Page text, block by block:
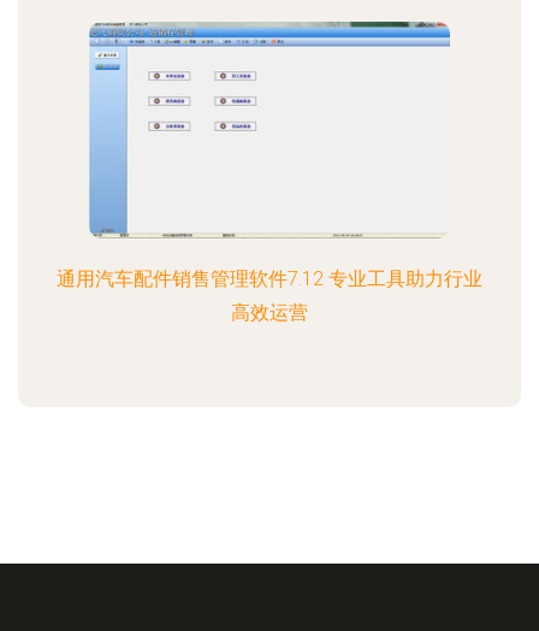
通用汽车配件销售管理软件7.12 专业工具助力行业
高效运营